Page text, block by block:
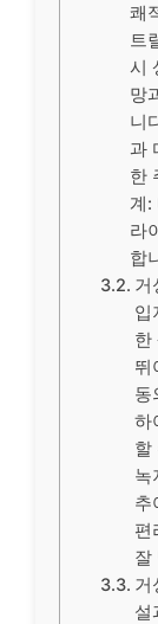
쾌
트
시
망
니
과
한
계:
라
합
거
입
한
뛰
동
하
할
녹
추
편
잘
거
설